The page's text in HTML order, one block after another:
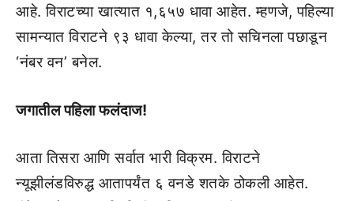
आहे. विराटच्या खात्यात १,६५७ धावा आहेत. म्हणजे, पहिल्या
सामन्यात विराटने ९३ धावा केल्या, तर तो सचिनला पछाडून
‘नंबर वन’ बनेल.
जगातील पहिला फलंदाज!
आता तिसरा आणि सर्वात भारी विक्रम. विराटने
न्यूझीलंडविरुद्ध आतापर्यंत ६ वनडे शतके ठोकली आहेत.